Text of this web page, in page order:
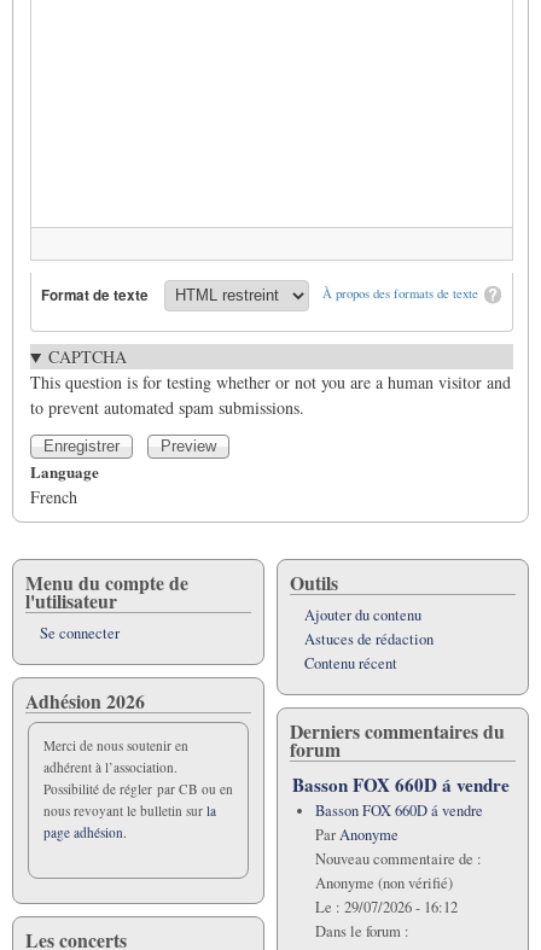
À propos des formats de texte
Format de texte
CAPTCHA
This question is for testing whether or not you are a human visitor and
to prevent automated spam submissions.
Language
French
Menu du compte de
l'utilisateur
Se connecter
Adhésion 2026
Merci de nous soutenir en
adhérent à l’association.
Possibilité de régler par CB ou en
nous revoyant le bulletin sur la
page adhésion.
Les concerts
Outils
Ajouter du contenu
Astuces de rédaction
Contenu récent
Derniers commentaires du
forum
Basson FOX 660D á vendre
Basson FOX 660D á vendre
ParAnonyme
Nouveau commentaire de :
Anonyme (non vérifié)
Le : 29/07/2026 - 16:12
Dans le forum :